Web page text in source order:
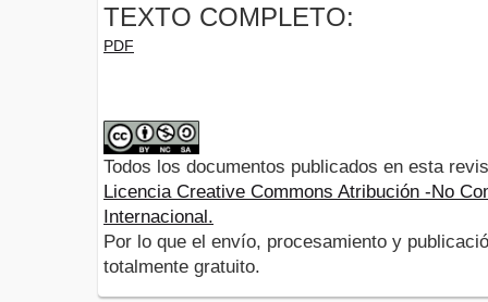
TEXTO COMPLETO:
PDF
Todos los documentos publicados en esta
Licencia Creative Commons Atribución -No
Internacional.
Por lo que el envío, procesamiento y
totalmente gratuito.